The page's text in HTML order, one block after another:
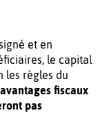
et en
le capital
les règles du
fiscaux
pas